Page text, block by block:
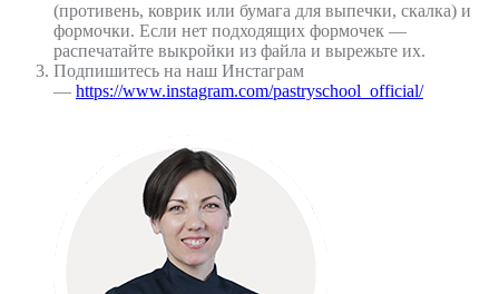
(противень, коврик или бумага для выпечки, скалка) и
формочки. Если нет подходящих формочек —
распечатайте выкройки из файла и вырежьте их.
Подпишитесь на наш Инстаграм
— https://www.instagram.com/pastryschool_official/